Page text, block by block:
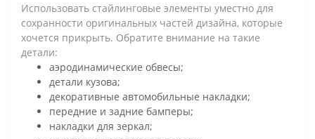
Использовать стайлинговые элементы уместно для
сохранности оригинальных частей дизайна, которые
хочется прикрыть. Обратите внимание на такие
детали:
аэродинамические обвесы;
детали кузова;
декоративные автомобильные накладки;
передние и задние бамперы;
накладки для зеркал;